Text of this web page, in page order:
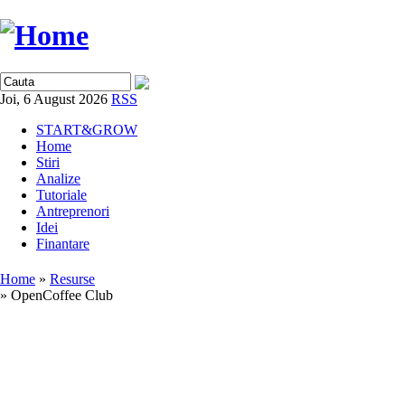
Joi, 6 August 2026 RSS
START&GROW
Home
Stiri
Analize
Tutoriale
Antreprenori
Idei
Finantare
Home » Resurse
» OpenCoffee Club